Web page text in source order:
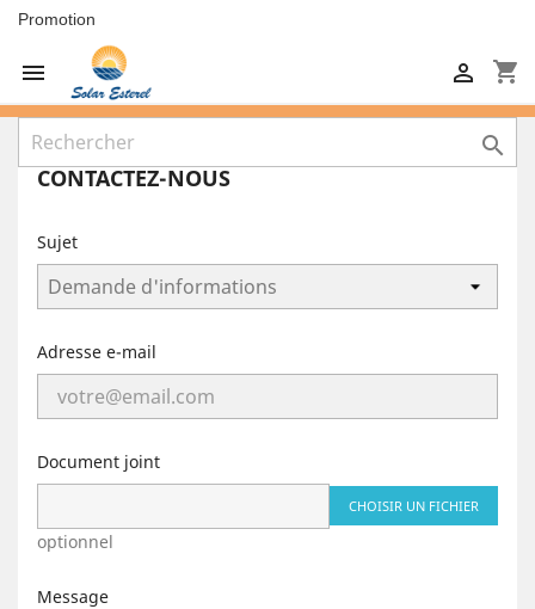
Promotion
 shopping_cart


CONTACTEZ-NOUS
Sujet
Adresse e-mail
Document joint
CHOISIR UN FICHIER
optionnel
Message